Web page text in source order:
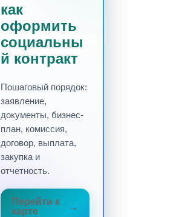
как
оформить
социальны
й контракт
Пошаговый порядок:
заявление,
документы, бизнес-
план, комиссия,
договор, выплата,
закупка и
отчетность.
Перейти к
карте